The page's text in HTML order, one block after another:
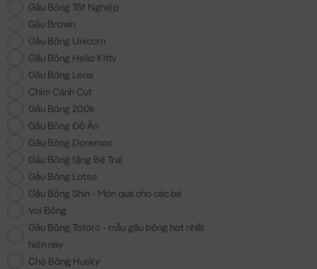
Gấu Bông Tốt Nghiệp
Gấu Brown
Gấu Bông Unicorn
Gấu Bông Hello Kitty
Gấu Bông Lena
Chim Cánh Cụt
Gấu Bông 200k
Gấu Bông Đồ Ăn
Gấu Bông Doremon
Gấu Bông tặng Bé Trai
Gấu Bông Lotso
Gấu Bông Shin - Món quà cho các bé
Voi Bông
Gấu Bông Totoro - mẫu gấu bông hot nhất
hiện nay
Chó Bông Husky